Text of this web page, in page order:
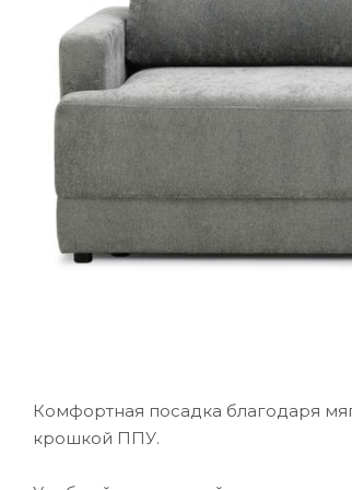
Комфортная посадка благодаря
крошкой ППУ.